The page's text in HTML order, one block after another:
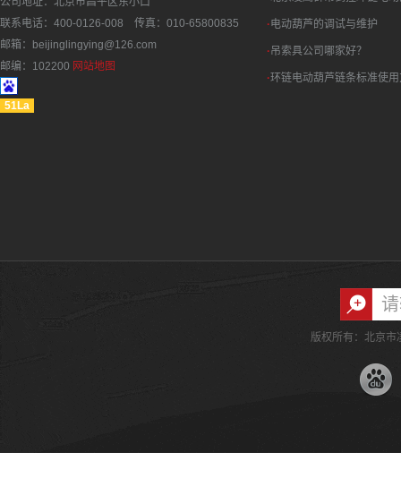
联系电话：400-0126-008 传真：010-65800835
邮箱：beijinglingying@126.com
邮编：102200 网站地图
51La
·电动葫芦的调试与维护
·吊索具公司哪家好？
·环链电动葫芦链条标准使
版权所有：北京